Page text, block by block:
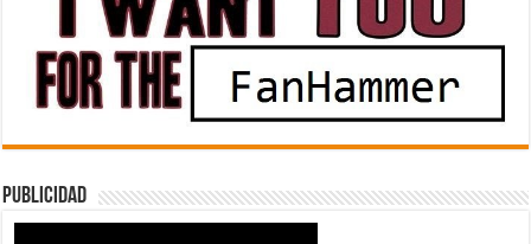
Publicidad